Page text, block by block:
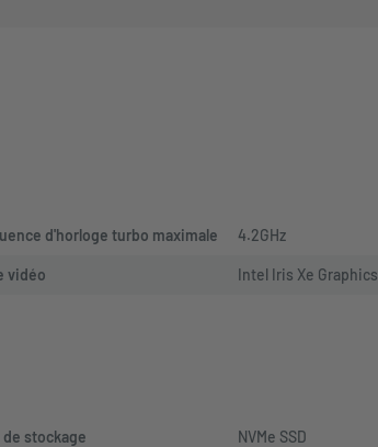
d'horloge turbo maximale 4.2GHz
vidéo Intel Iris Xe Graphics
de stockage NVMe SSD